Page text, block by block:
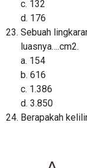
c. 132
d. 176
Sebuah
luasnya….cm2.
a. 154
b. 616
c. 1.386
d. 3.850
Berapakah